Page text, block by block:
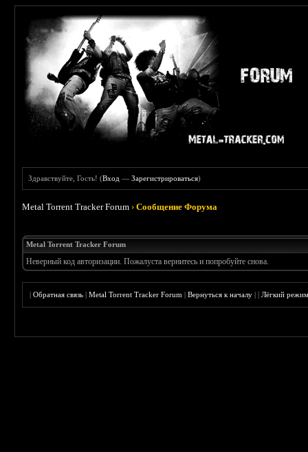
Здравствуйте, Гость! (Вход —Зарегистрироваться)
Metal Torrent Tracker Forum ›Сообщение Форума
Metal Torrent Tracker Forum
Неверный код авторизации. Пожалуста вернитесь и попробуйте снова.
|Обратная связь |Metal Torrent Tracker Forum |Вернуться к началу ||Лёгкий